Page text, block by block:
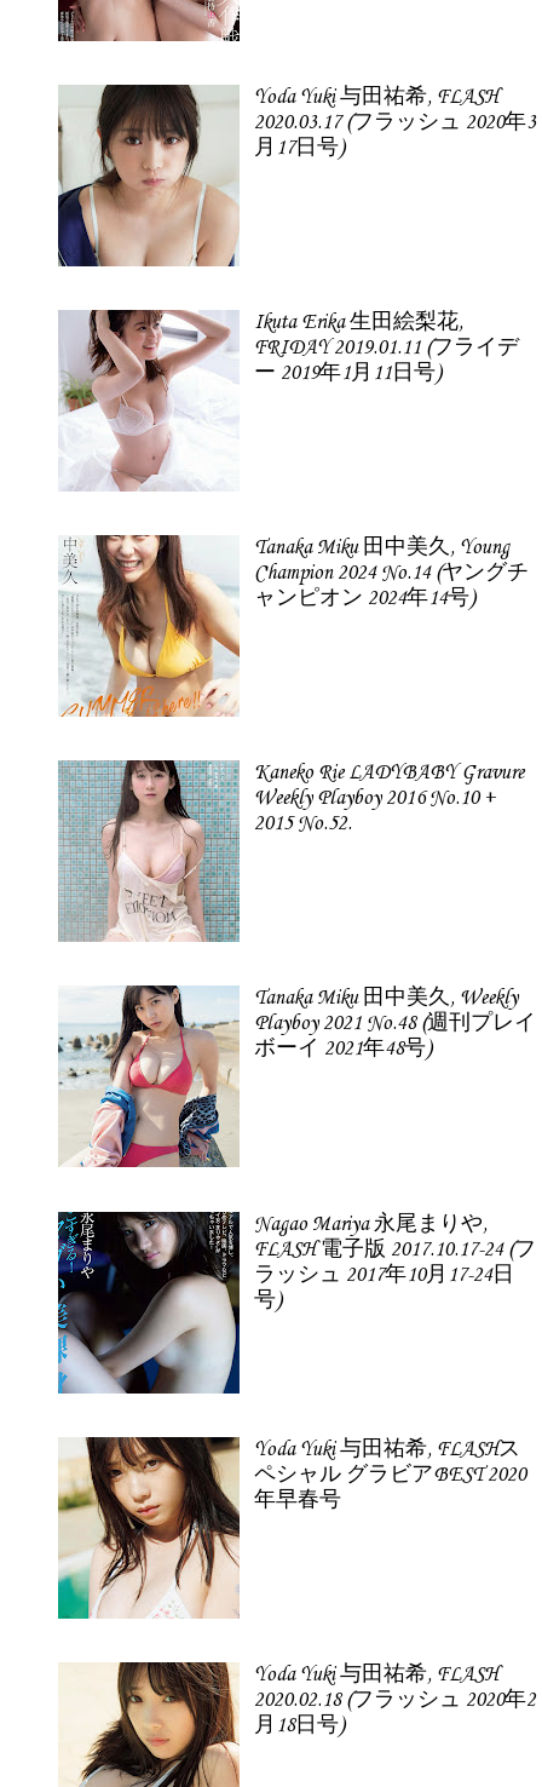
Yoda Yuki 与田祐希, FLASH
2020.03.17 (フラッシュ 2020年3
月17日号)
Ikuta Erika 生田絵梨花,
FRIDAY 2019.01.11 (フライデ
ー 2019年1月11日号)
Tanaka Miku 田中美久, Young
Champion 2024 No.14 (ヤングチ
ャンピオン 2024年14号)
Kaneko Rie LADYBABY Gravure
Weekly Playboy 2016 No.10 +
2015 No.52.
Tanaka Miku 田中美久, Weekly
Playboy 2021 No.48 (週刊プレイ
ボーイ 2021年48号)
Nagao Mariya 永尾まりや,
FLASH 電子版 2017.10.17-24 (フ
ラッシュ 2017年10月17-24日
号)
Yoda Yuki 与田祐希, FLASHス
ペシャル グラビアBEST 2020
年早春号
Yoda Yuki 与田祐希, FLASH
2020.02.18 (フラッシュ 2020年2
月18日号)